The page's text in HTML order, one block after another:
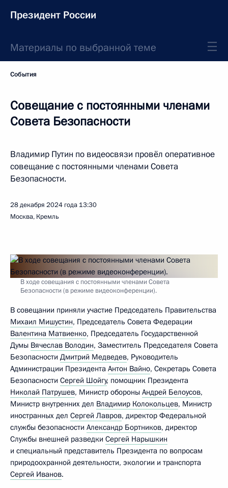
Президент России
Материалы по выбранной теме
События
Совещание с постоянными членами
Совета Безопасности
Владимир Путин по видеосвязи провёл оперативное
совещание с постоянными членами Совета
Безопасности.
28 декабря 2024 года 13:30
Москва, Кремль
В ходе совещания с постоянными членами Совета
Безопасности (в режиме видеоконференции).
В совещании приняли участие Председатель Правительства
Михаил Мишустин, Председатель Совета Федерации
Валентина Матвиенко, Председатель Государственной
Думы Вячеслав Володин, Заместитель Председателя Совета
Безопасности Дмитрий Медведев, Руководитель
Администрации Президента Антон Вайно, Секретарь Совета
Безопасности Сергей Шойгу, помощник Президента
Николай Патрушев, Министр обороны Андрей Белоусов,
Министр внутренних дел Владимир Колокольцев, Министр
иностранных дел Сергей Лавров, директор Федеральной
службы безопасности Александр Бортников, директор
Службы внешней разведки Сергей Нарышкин
и специальный представитель Президента по вопросам
природоохранной деятельности, экологии и транспорта
Сергей Иванов.